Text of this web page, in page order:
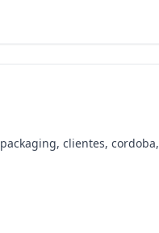
clientes, cordoba,